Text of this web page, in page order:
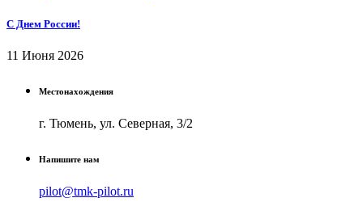
С Днем России!
11 Июня 2026
Местонахождения
г. Тюмень, ул. Северная, 3/2
Напишите нам
pilot@tmk-pilot.ru